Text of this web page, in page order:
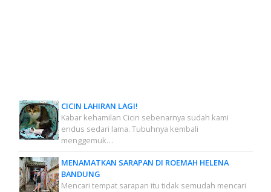
CICIN LAHIRAN LAGI!
Kabar kehamilan Cicin sebenarnya sudah kami
endus sedari lama. Tubuhnya kembali
menggemuk…
MENAMATKAN SARAPAN DI ROEMAH HELENA
BANDUNG
Mencari tempat sarapan itu tidak semudah mencari